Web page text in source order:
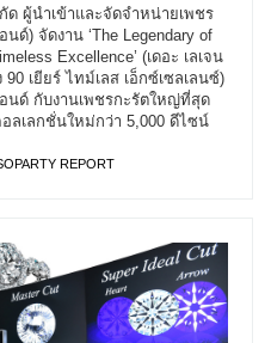
ด ผู้นำเข้าและจัดจำหน่ายเพชร
นด์) จัดงาน ‘The Legendary of
Excellence’ (เดอะ เลเจน
เยียร์ ไทม์เลส เอ็กซ์เซลเลนซ์)
นด์ กับงานเพชรกะรัตใหญ่ที่สุด
ลเลกชั่นใหม่กว่า 5,000 ดีไซน์
REPORT